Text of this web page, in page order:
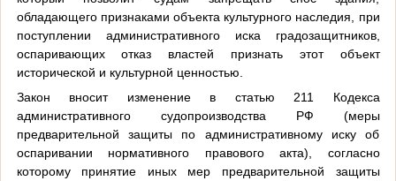
обладающего признаками объекта культурного наследия, при
поступлении административного иска градозащитников,
оспаривающих отказ властей признать этот объект
исторической и культурной ценностью.
Закон вносит изменение в статью 211 Кодекса
административного судопроизводства РФ (меры
предварительной защиты по административному иску об
оспаривании нормативного правового акта), согласно
которому принятие иных мер предварительной защиты